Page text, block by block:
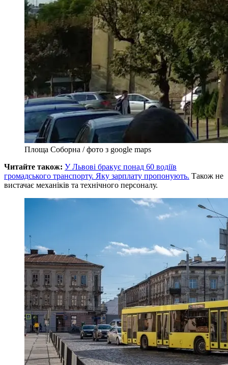
Площа Соборна / фото з google maps
Читайте також: У Львові бракує понад 60 водіїв
громадського транспорту. Яку зарплату пропонують. Також не
вистачає механіків та технічного персоналу.